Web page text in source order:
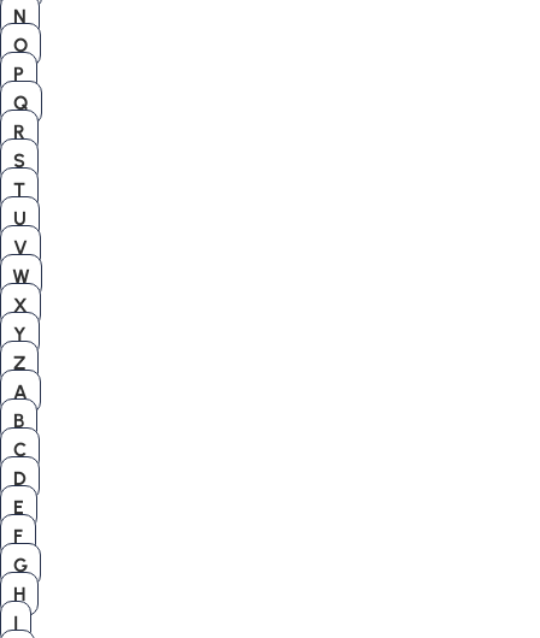
N
O
P
Q
R
S
T
U
V
W
X
Y
Z
A
B
C
D
E
F
G
H
I